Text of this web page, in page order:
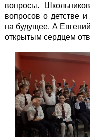
вопросы.
вопросов о детстве
на будущее. А
открытым сердцем